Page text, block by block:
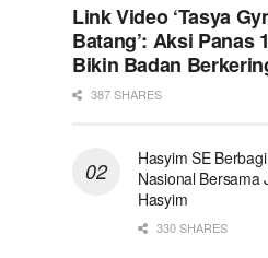
Link Video ‘Tasya
Batang’: Aksi Panas
Bikin Badan
387 SHARES
Hasyim SE
Nasional Bersama
Hasyim
330 SHARES